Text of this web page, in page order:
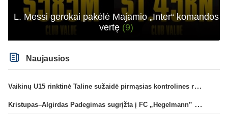
L. Messi gerokai pakėlė Majamio „Inter“ komandos
vertę (9)
Naujausios
Vaikinų U15 rinktinė Taline sužaidė pirmąsias kontrolines rungtynes
Kristupas–Algirdas Padegimas sugrįžta į FC „Hegelmann” B sudėtį